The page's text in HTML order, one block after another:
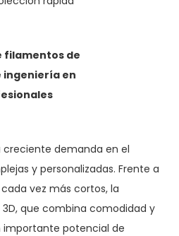
filamentos de
ingeniería en
demanda en el
y personalizadas. Frente a
vez más cortos, la
que combina comodidad y
importante potencial de